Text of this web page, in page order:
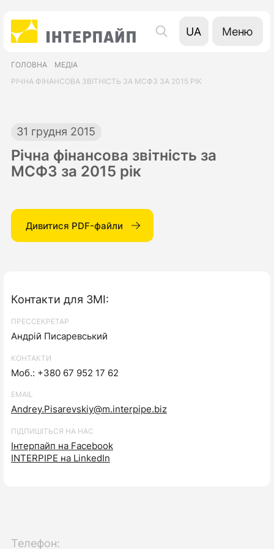
UA
RU
Меню
ГОЛОВНА
МЕДІА
РІЧНА ФІНАНСОВА ЗВІТНІСТЬ ЗА МСФЗ ЗА 2015 РІК
31 грудня 2015
Річна фінансова звітність за
МСФЗ за 2015 рік
Дивитися PDF-файли
Контакти для ЗМІ:
ПРЕССЕКРЕТАР
Андрій Писаревський
КОНТАКТИ
Моб.: +380 67 952 17 62
EMAIL
Andrey.Pisarevskiy@m.interpipe.biz
ПІДПИШІТЬСЯ НА НАС
Інтерпайп на Facebook
INTERPIPE на LinkedIn
Телефон: